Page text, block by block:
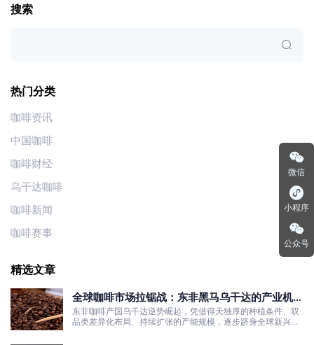
搜索
热门分类
咖啡资讯
中国咖啡
咖啡财经
乌干达咖啡
咖啡新闻
咖啡赛事
精选文章
全球咖啡市场拉锯战：东非黑马乌干达的产业机遇
与发展真相
东非咖啡产国乌干达逆势崛起，凭借得天独厚的种植条件、双
品类差异化布局、持续扩张的产能规模，逐步跻身全球新兴咖
微信
小程序
公众号